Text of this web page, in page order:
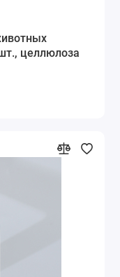
целлюлоза